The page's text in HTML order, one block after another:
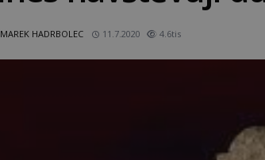
MAREK HADRBOLEC 11.7.2020 4.6tis